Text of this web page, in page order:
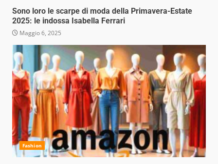
Sono loro le scarpe di moda della Primavera-Estate
2025: le indossa Isabella Ferrari
Maggio 6, 2025
Fashion